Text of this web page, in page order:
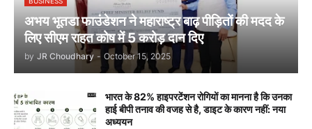
अभय भूतडा फाउंडेशन ने महाराष्ट्र बाढ़ पीड़ितों की मदद के
लिए सीएम राहत कोष में 5 करोड़ दान दिए
by JR Choudhary - October 15, 2025
भारत के 82% हाइपरटेंशन रोगियों का मानना है कि उनका
हाई बीपी तनाव की वजह से है, डाइट के कारण नहीं: नया
अध्ययन